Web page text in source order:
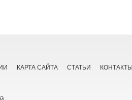
КАРТА САЙТА СТАТЬИ КОНТАКТЫ